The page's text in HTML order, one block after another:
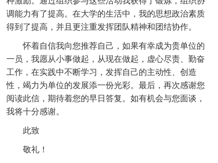
调能力有了提高。在大学的生活中，我的思想政治素质
得到了提高，并且更注重发挥团队精神和团结协作。
怀着自信我向您推荐自己，如果有幸成为贵单位的
一员，我愿从小事做起，从现在做起，虚心尽责、勤奋
工作，在实践中不断学习，发挥自己的主动性、创造
性，竭力为单位的发展添一份光彩。最后，再次感谢您
阅读此信，期待着您的早日答复。如有机会与您面谈，
我将十分感谢。
此致
敬礼！